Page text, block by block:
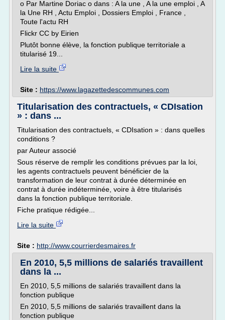
o Par Martine Doriac o dans : A la une , A la une emploi , A
la Une RH , Actu Emploi , Dossiers Emploi , France ,
Toute l'actu RH
Flickr CC by Eirien
Plutôt bonne élève, la fonction publique territoriale a
titularisé 19...
Lire la suite
Site : https://www.lagazettedescommunes.com
Titularisation des contractuels, « CDIsation
» : dans ...
Titularisation des contractuels, « CDIsation » : dans quelles
conditions ?
par Auteur associé
Sous réserve de remplir les conditions prévues par la loi,
les agents contractuels peuvent bénéficier de la
transformation de leur contrat à durée déterminée en
contrat à durée indéterminée, voire à être titularisés
dans la fonction publique territoriale.
Fiche pratique rédigée...
Lire la suite
Site : http://www.courrierdesmaires.fr
En 2010, 5,5 millions de salariés travaillent
dans la ...
En 2010, 5,5 millions de salariés travaillent dans la
fonction publique
En 2010, 5,5 millions de salariés travaillent dans la
fonction publique